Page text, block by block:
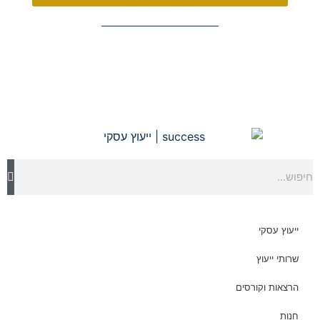
ייעוץ עסקי
שרותי ייעוץ
הרצאות וקורסים
חנות